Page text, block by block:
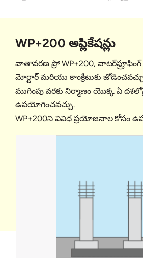
WP+200 అప్లికేషన్లు
వాతావరణ ప్రో WP+200, వాటర్‌ఫ్రూఫింగ్
మోర్టార్ మరియు కాంక్రీటుకు
ముగింపు వరకు నిర్మాణం యొక్క ఏ
ఉపయోగించవచ్చు.
WP+200ని వివిధ ప్రయోజనాల కోసం